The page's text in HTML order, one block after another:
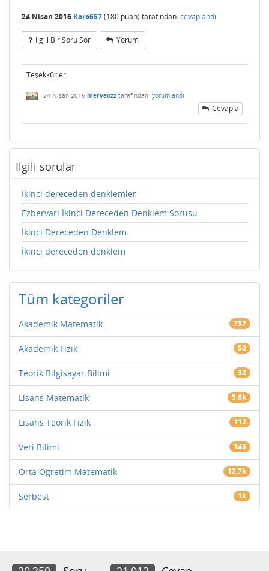
24 Nisan 2016 Kara657(180 puan) tarafından cevaplandı
Ilgili Bir Soru Sor Yorum
Teşekkürler.
24 Nisan 2016 merveozz tarafından yorumlandı
Cevapla
İlgili sorular
İkinci dereceden denklemler
Ezbervari İkinci Dereceden Denklem Sorusu
İkinci Dereceden Denklem
İkinci dereceden denklem
Tüm kategoriler
Akademik Matematik 737
Akademik Fizik 52
Teorik Bilgisayar Bilimi 32
Lisans Matematik 5.6k
Lisans Teorik Fizik 112
Veri Bilimi 145
Orta Öğretim Matematik 12.7k
Serbest 1k